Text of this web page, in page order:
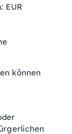
EUR
können